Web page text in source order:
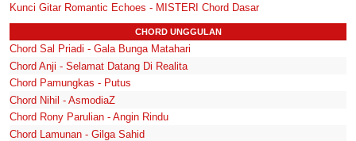
Kunci Gitar Romantic Echoes - MISTERI Chord Dasar
CHORD UNGGULAN
Chord Sal Priadi - Gala Bunga Matahari
Chord Anji - Selamat Datang Di Realita
Chord Pamungkas - Putus
Chord Nihil - AsmodiaZ
Chord Rony Parulian - Angin Rindu
Chord Lamunan - Gilga Sahid